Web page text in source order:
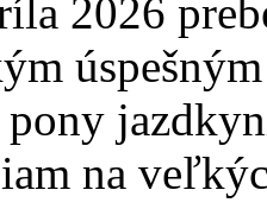
2026
na